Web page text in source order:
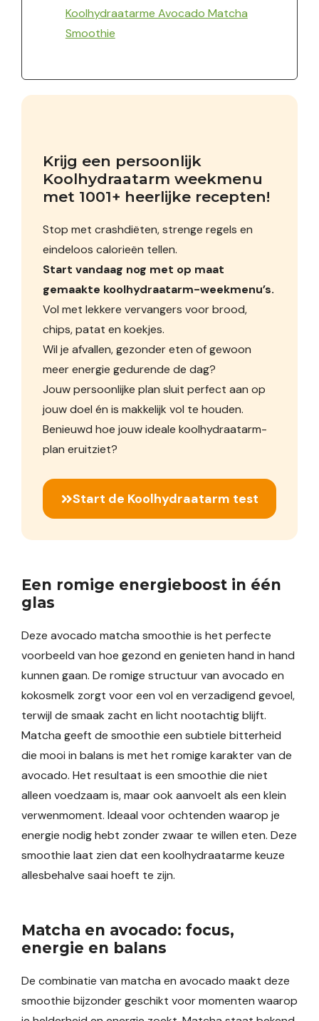
Koolhydraatarme Avocado Matcha
Smoothie
Krijg een persoonlijk
Koolhydraatarm weekmenu
met 1001+ heerlijke recepten!
Stop met crashdiëten, strenge regels en
eindeloos calorieën tellen.
Start vandaag nog met op maat
gemaakte koolhydraatarm-weekmenu’s.
Vol met lekkere vervangers voor brood,
chips, patat en koekjes.
Wil je afvallen, gezonder eten of gewoon
meer energie gedurende de dag?
Jouw persoonlijke plan sluit perfect aan op
jouw doel én is makkelijk vol te houden.
Benieuwd hoe jouw ideale koolhydraatarm-
plan eruitziet?
Start de Koolhydraatarm test
Een romige energieboost in één
glas
Deze avocado matcha smoothie is het perfecte
voorbeeld van hoe gezond en genieten hand in hand
kunnen gaan. De romige structuur van avocado en
kokosmelk zorgt voor een vol en verzadigend gevoel,
terwijl de smaak zacht en licht nootachtig blijft.
Matcha geeft de smoothie een subtiele bitterheid
die mooi in balans is met het romige karakter van de
avocado. Het resultaat is een smoothie die niet
alleen voedzaam is, maar ook aanvoelt als een klein
verwenmoment. Ideaal voor ochtenden waarop je
energie nodig hebt zonder zwaar te willen eten. Deze
smoothie laat zien dat een koolhydraatarme keuze
allesbehalve saai hoeft te zijn.
Matcha en avocado: focus,
energie en balans
De combinatie van matcha en avocado maakt deze
smoothie bijzonder geschikt voor momenten waarop